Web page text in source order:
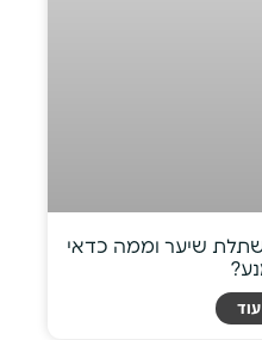
שיער וממה כדאי